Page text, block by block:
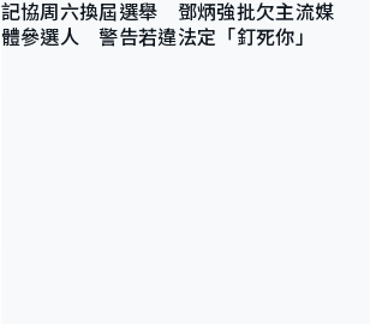
記協周六換屆選舉 鄧炳強批欠主流媒
體參選人 警告若違法定「釘死你」